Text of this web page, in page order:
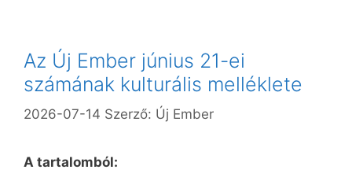
Az Új Ember június 21-ei
számának kulturális melléklete
2026-07-14 Szerző: Új Ember
A tartalomból: